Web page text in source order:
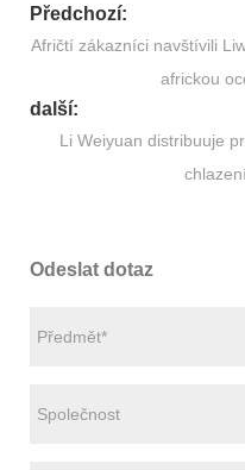
Předchozí:
Afričtí zákazníci navštívili
africkou
další:
Li Weiyuan distribuuje
Odeslat dotaz